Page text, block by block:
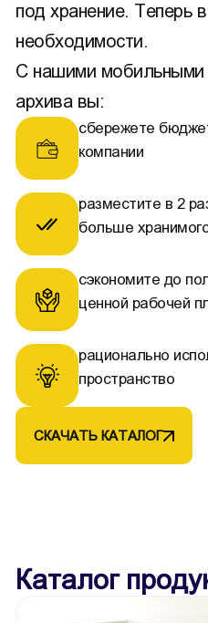
под хранение. Теперь
необходимости.
С нашими мобильными
архива вы:
сбережете
компании
разместите в 2
больше
сэкономите до
ценной рабочей
рационально
пространство
СКАЧАТЬ КАТАЛОГ
Каталог